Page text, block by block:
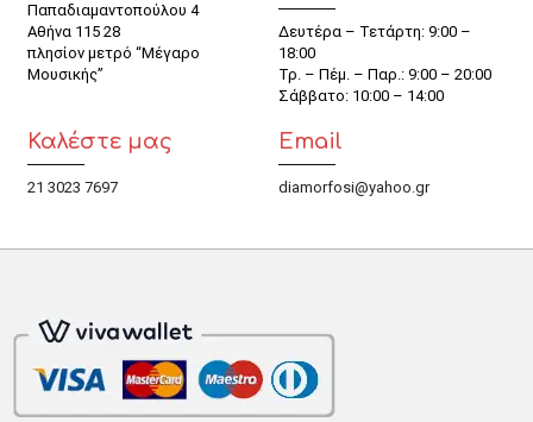
Παπαδιαμαντοπούλου 4
Αθήνα 115 28
πλησίον μετρό “Μέγαρο
Μουσικής”
Δευτέρα – Τετάρτη: 9:00 –
18:00
Τρ. – Πέμ. – Παρ.: 9:00 – 20:00
Σάββατο: 10:00 – 14:00
Καλέστε μας
21 3023 7697
Email
diamorfosi@yahoo.gr